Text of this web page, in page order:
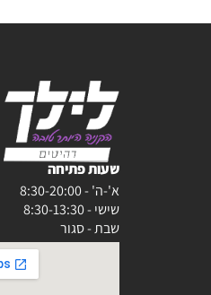
שעות פתיחה
א'-ה' - 8:30-20:00
שישי - 8:30-13:30
שבת - סגור